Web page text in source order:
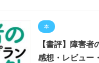
本
【書評】障害
感想・レビュー